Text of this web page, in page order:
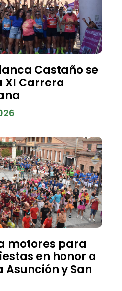
Castaño se
XI Carrera
motores para
en honor a
Asunción y San